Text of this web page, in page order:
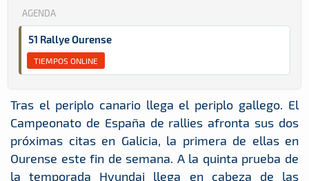
AGENDA
51 Rallye Ourense
TIEMPOS ONLINE
Tras el periplo canario llega el periplo gallego. El
Campeonato de España de rallies afronta sus dos
próximas citas en Galicia, la primera de ellas en
Ourense este fin de semana. A la quinta prueba de
la temporada Hyundai llega en cabeza de las